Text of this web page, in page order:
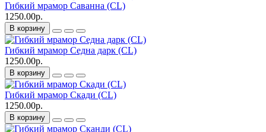
Гибкий мрамор Саванна (CL)
1250.00р.
В корзину
Гибкий мрамор Седна дарк (CL)
1250.00р.
В корзину
Гибкий мрамор Скади (CL)
1250.00р.
В корзину